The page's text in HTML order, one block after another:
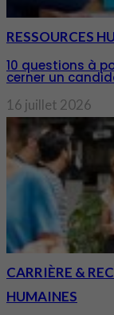
RESSOURCES
10 questions à
cerner un
16 juillet 2026
CARRIÈRE &
HUMAINES